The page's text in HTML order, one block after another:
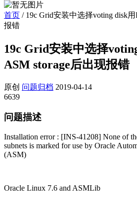
首页 / 19c Grid安装中选择voting disk
报错
19c Grid安装中选择
ASM storage后出现报错
原创 问题归档 2019-04-14
6639
问题描述
Installation error : [INS-41208] None of
subnets is marked for use by Oracle
(ASM)
Oracle Linux 7.6 and ASMLib